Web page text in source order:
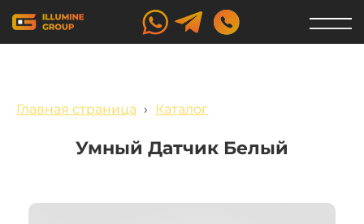
Главная страница › Каталог
Умный Датчик Белый